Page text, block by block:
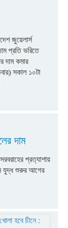
জুয়েলার্স
প্রতি ভরিতে
দাম কমার
সকাল ১০টা
দাম
প্রত্যাশায়
যুদ্ধ শুরুর আগের